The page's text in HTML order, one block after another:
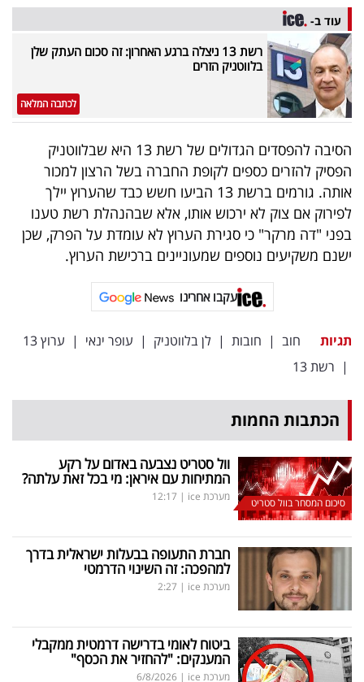
עקבו
אחרינו:
עוד ב-
רשת 13 ניצלה ברגע האחרון: זה סכום העתק שלן
בלווטניק הזרים
לכתבה המלאה
הסיבה להפסדים הגדולים של רשת 13 היא שבלווטניק
הפסיק להזרים כספים לקופת החברה בשל הרצון למכור
אותה. גורמים ברשת 13 הביעו חשש כבד שהערוץ יילך
לפירוק אם צוק לא ירכוש אותו, אלא שבהנהלת רשת טענו
בפני "דה מרקר" כי סגירת הערוץ לא עומדת על הפרק, שכן
ישנם משקיעים נוספים שמעוניינים ברכישת הערוץ.
עקבו אחרינו
תגיות חוב | חובות | לן בלווטניק | עופר ינאי | ערוץ 13
| רשת 13
הכתבות החמות
סיכום המסחר בוול סטריט
וול סטריט נצבעה באדום על רקע
המתיחות עם איראן: מי בכל זאת עלתה?
מערכת ice |
12:17
חברת התעופה בבעלות ישראלית בדרך
למהפכה: זה השינוי הדרמטי
מערכת ice |
2:27
ביטוח לאומי בדרישה דרמטית ממקבלי
המענקים: "להחזיר את הכסף"
מערכת ice |
6/8/2026